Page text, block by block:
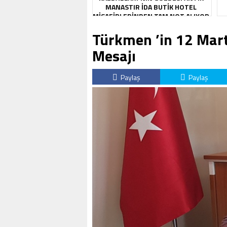
MANASTIR İDA BUTIK HOTEL
MISAFIRLERINDEN TAM NOT ALIYOR
Türkmen ’in 12
Mesajı
Paylaş Paylaş